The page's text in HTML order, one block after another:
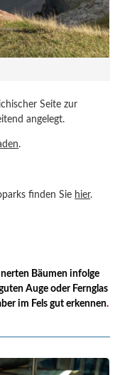
Seite zur
angelegt.
.
finden Sie hier.
Bäumen infolge
Auge oder Fernglas
im Fels gut erkennen.